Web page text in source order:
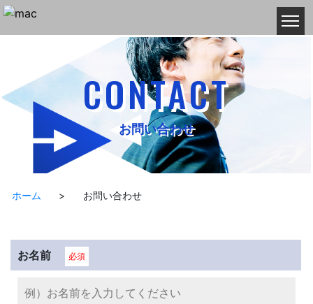
CONTACT
お問い合わせ
ホーム > お問い合わせ
お名前 必須